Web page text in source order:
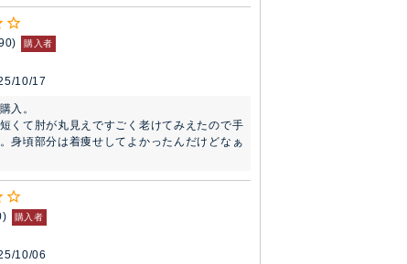
購入者
10/17
入。
くて肘が丸見えですごく老けてみえたので手
身頃部分は着痩せしてよかったんだけどなぁ
購入者
10/06